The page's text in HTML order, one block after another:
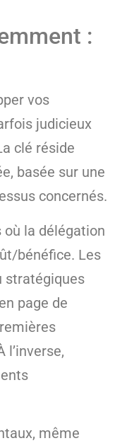
:
vos
judicieux
clé réside
basée sur une
concernés.
où la délégation
bénéfice. Les
stratégiques
page de
l’inverse,
même